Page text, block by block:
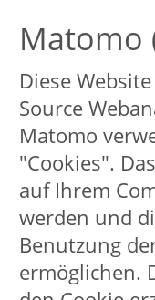
Datensatz besteht
der
Rechners
der Seite, von
angefordert
dem Namen
Datei
dem Datum
Datei
der
dem
übertragen,
etc.) und
einer